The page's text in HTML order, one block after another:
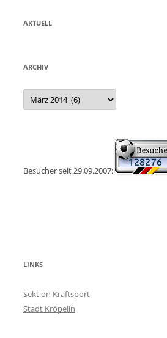
AKTUELL
ARCHIV
Archiv
Besucher seit 29.09.2007:
LINKS
Sektion Kraftsport
Stadt Kröpelin